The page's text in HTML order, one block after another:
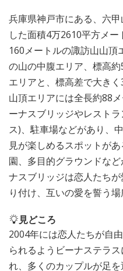
兵庫県神戸市にある、六
した面積4万2610平方メ
160メートルの諏訪山山頂
の山の中腹エリア、標高
エリアと、標高差で大きく
山頂エリアには全長約88
ーナスブリッジやレスト
ス)、駐車場などがあり、
見が楽しめるスポットが
園、多目的グラウンドな
ナスブリッジは恋人たち
り付け、互いの愛を誓う場
見どころ
2004年には恋人たちが自
られるようビーナステラ
れ、多くのカップルが足を